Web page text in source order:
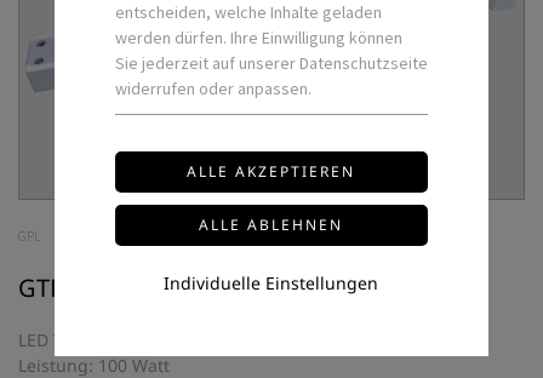
GPL
GTPC-100-24-S
LED Treiber Long Slim
Leistung: 100 Watt
entscheiden, welche Inhalte geladen
werden dürfen. Ihre Einwilligung können
Sie jederzeit auf unserer Datenschutzseite
widerrufen oder anpassen.
Individuelle Einstellungen